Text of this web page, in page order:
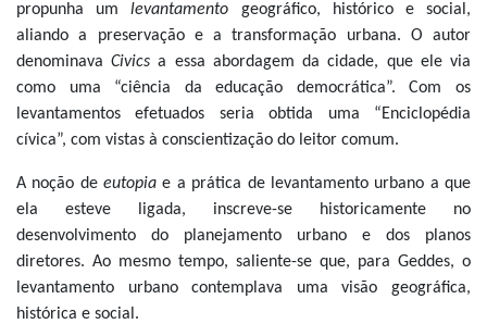
propunha umlevantamento geográfico, histórico e social,
aliando a preservação e a transformação urbana. O autor
denominavaCivicsa essa abordagem da cidade, que ele via
como uma “ciência da educação democrática”. Com os
levantamentos efetuados seria obtida uma “Enciclopédia
cívica”, com vistas à conscientização do leitor comum.
A noção deeutopiae a prática de levantamento urbano a que
ela esteve ligada, inscreve-se historicamente no
desenvolvimento do planejamento urbano e dos planos
diretores. Ao mesmo tempo, saliente-se que, para Geddes, o
levantamento urbano contemplava uma visão geográfica,
histórica e social.